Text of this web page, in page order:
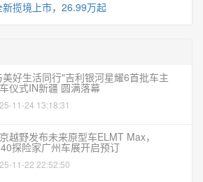
揽境上市，26.99万起
美好生活同行"吉利银河星耀6首批车主
仪式IN新疆 圆满落幕
11-24 13:18:31
越野发布未来原型车ELMT Max，
探险家广州车展开启预订
11-22 22:52:50